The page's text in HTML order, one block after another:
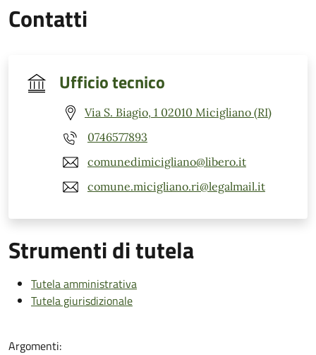
Contatti
Ufficio tecnico
Via S. Biagio, 1 02010 Micigliano (RI)
0746577893
comunedimicigliano@libero.it
comune.micigliano.ri@legalmail.it
Strumenti di tutela
Tutela amministrativa
Tutela giurisdizionale
Argomenti: